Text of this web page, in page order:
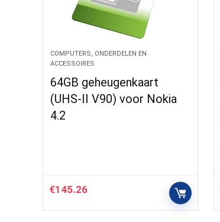
COMPUTERS, ONDERDELEN EN
ACCESSOIRES
64GB geheugenkaart
(UHS-II V90) voor Nokia
4.2
€145.26